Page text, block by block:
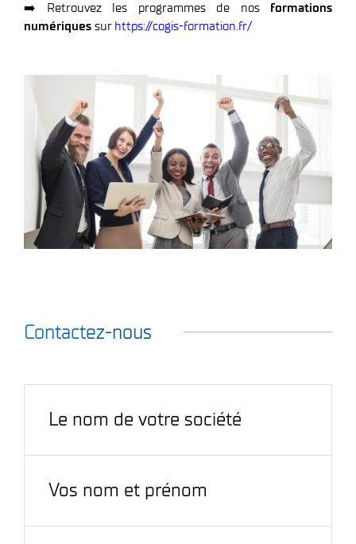
➡️ Retrouvez les programmes de nos formations
numériques sur https://cogis-formation.fr/
Contactez-nous